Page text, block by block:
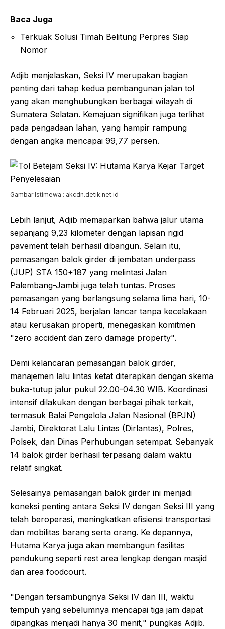
Baca Juga
Terkuak Solusi Timah Belitung Perpres Siap
Nomor
Adjib menjelaskan, Seksi IV merupakan bagian
penting dari tahap kedua pembangunan jalan tol
yang akan menghubungkan berbagai wilayah di
Sumatera Selatan. Kemajuan signifikan juga terlihat
pada pengadaan lahan, yang hampir rampung
dengan angka mencapai 99,77 persen.
Gambar Istimewa : akcdn.detik.net.id
Lebih lanjut, Adjib memaparkan bahwa jalur utama
sepanjang 9,23 kilometer dengan lapisan rigid
pavement telah berhasil dibangun. Selain itu,
pemasangan balok girder di jembatan underpass
(JUP) STA 150+187 yang melintasi Jalan
Palembang-Jambi juga telah tuntas. Proses
pemasangan yang berlangsung selama lima hari, 10-
14 Februari 2025, berjalan lancar tanpa kecelakaan
atau kerusakan properti, menegaskan komitmen
"zero accident dan zero damage property".
Demi kelancaran pemasangan balok girder,
manajemen lalu lintas ketat diterapkan dengan skema
buka-tutup jalur pukul 22.00-04.30 WIB. Koordinasi
intensif dilakukan dengan berbagai pihak terkait,
termasuk Balai Pengelola Jalan Nasional (BPJN)
Jambi, Direktorat Lalu Lintas (Dirlantas), Polres,
Polsek, dan Dinas Perhubungan setempat. Sebanyak
14 balok girder berhasil terpasang dalam waktu
relatif singkat.
Selesainya pemasangan balok girder ini menjadi
koneksi penting antara Seksi IV dengan Seksi III yang
telah beroperasi, meningkatkan efisiensi transportasi
dan mobilitas barang serta orang. Ke depannya,
Hutama Karya juga akan membangun fasilitas
pendukung seperti rest area lengkap dengan masjid
dan area foodcourt.
"Dengan tersambungnya Seksi IV dan III, waktu
tempuh yang sebelumnya mencapai tiga jam dapat
dipangkas menjadi hanya 30 menit," pungkas Adjib.